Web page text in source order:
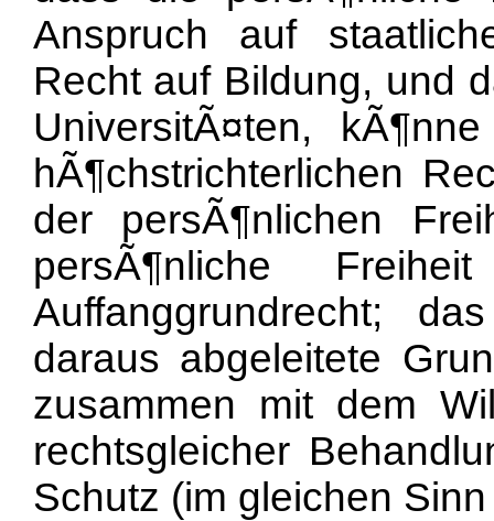
Anspruch auf
Recht auf Bildung, und
UniversitÃ¤ten,
hÃ¶chstrichterlichen
der persÃ¶nlichen
persÃ¶nliche
Auffanggrundrecht;
daraus abgeleitete
zusammen mit dem
rechtsgleicher
Schutz (im gleichen